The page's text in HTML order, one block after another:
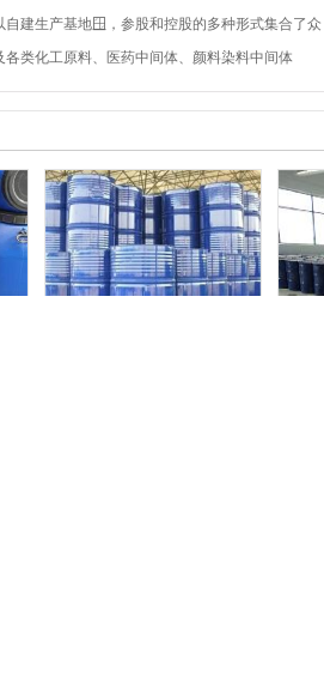
建生产基地🪟，参股和控股的多种形式集合了众
类化工原料、医药中间体、颜料染料中间体
多领域🤷🏿‍♀️。耀世主要产品🦶🏽，三氯乙烯，四
，对苯二甲酸，对羟基硫代苯甲酰胺，二乙
”的服务宗旨🧑‍🍼，不断完善产品质量检测手段，建